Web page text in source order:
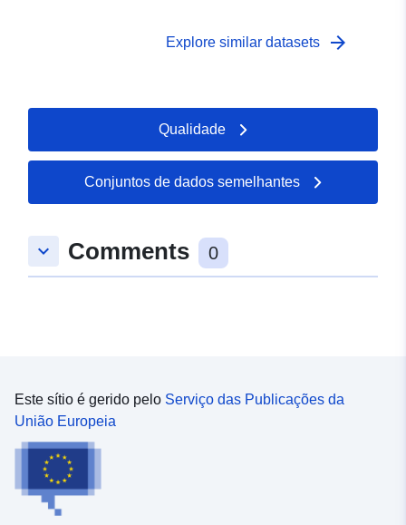
Explore similar datasets arrow_forward
Qualidade
Conjuntos de dados semelhantes
keyboard_arrow_down Comments 0
Este sítio é gerido pelo Serviço das Publicações da
União Europeia